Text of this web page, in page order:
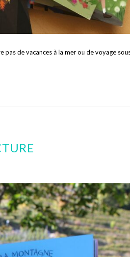
pas de vacances à la mer ou de voyage